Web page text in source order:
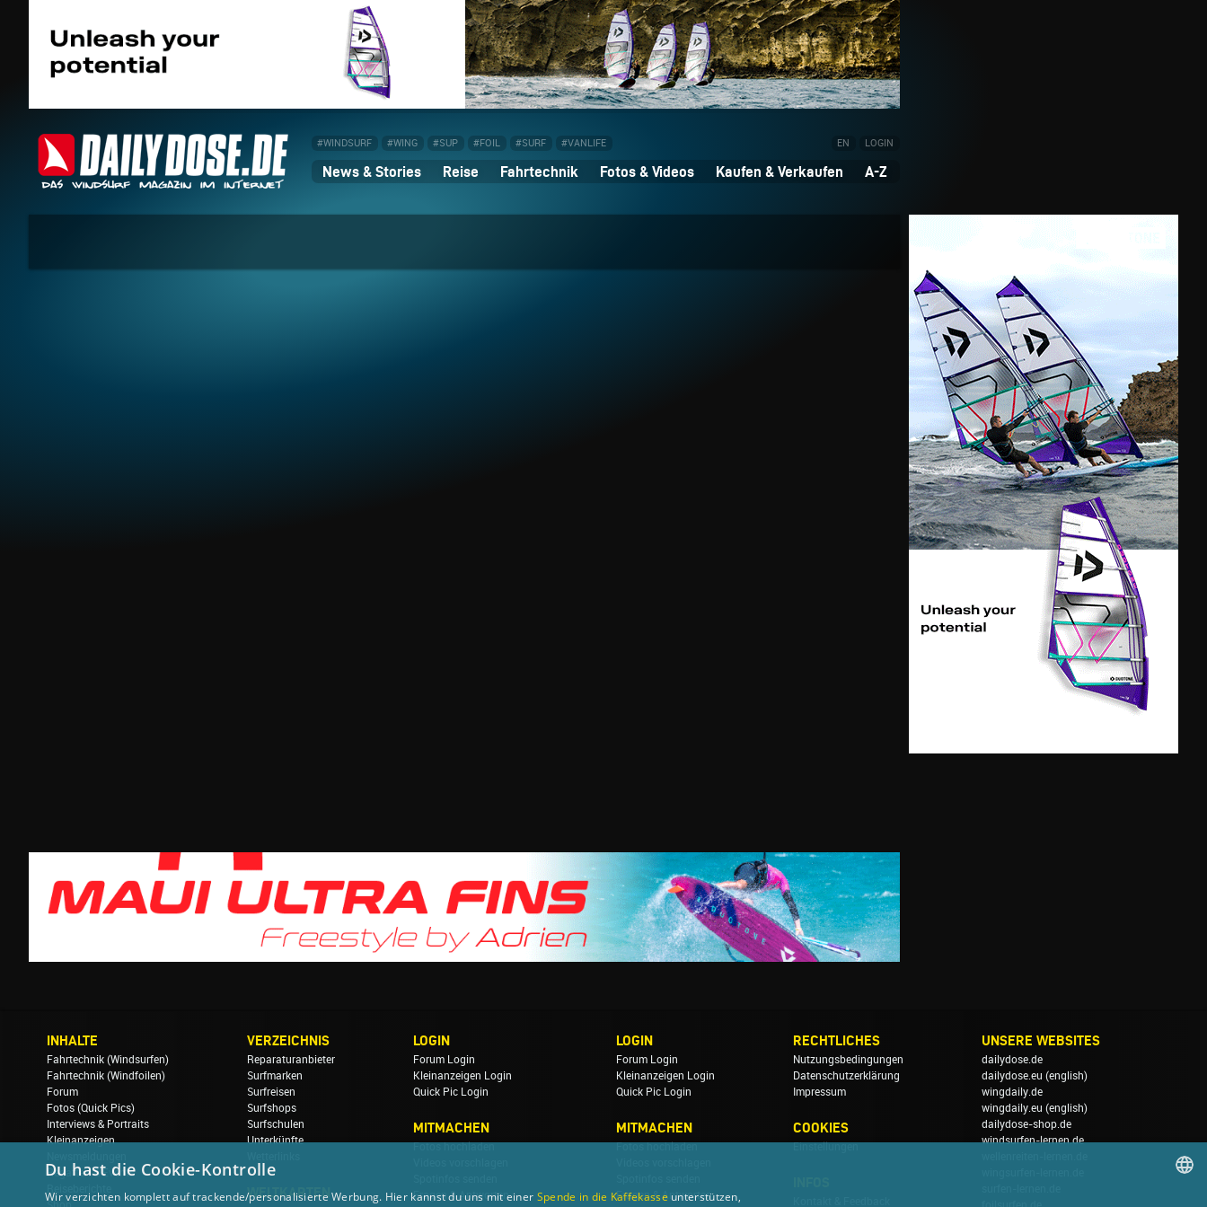
#WINDSURF #WING #SUP #FOIL #SURF #VANLIFE EN LOGIN
News & Stories Reise Fahrtechnik Fotos & Videos Kaufen & Verkaufen A-Z
INHALTE
Fahrtechnik (Windsurfen)
Fahrtechnik (Windfoilen)
Forum
Fotos (Quick Pics)
Interviews & Portraits
Kleinanzeigen
Regatten & Events
VERZEICHNIS
Reparaturanbieter
Surfmarken
Surfreisen
Surfshops
Surfschulen
Unterkünfte
WELTKARTEN
LOGIN
Forum Login
Kleinanzeigen Login
Quick Pic Login
MITMACHEN
Fotos hochladen
Fragen & Antworten
LOGIN
Forum Login
Kleinanzeigen Login
Quick Pic Login
MITMACHEN
Fotos hochladen
Fragen & Antworten
RECHTLICHES
Nutzungsbedingungen
Datenschutzerklärung
Impressum
COOKIES
Einstellungen
UNSERE WEBSITES
dailydose.de
dailydose.eu (english)
wingdaily.de
wingdaily.eu (english)
dailydose-shop.de
windsurfen-lernen.de
Du hast die Cookie-Kontrolle
Wir verzichten komplett auf trackende/personalisierte Werbung. Hier kannst du uns mit einer Spende in die Kaffekasseunterstützen,